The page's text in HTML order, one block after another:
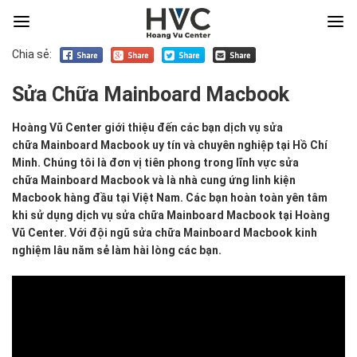
Chia sẻ:
Sửa Chữa Mainboard Macbook
Hoàng
Vũ
Center
giới
thiệu
đến
các
bạn
Hoàng Vũ Center giới thiệu đến các bạn dịch vụ sửa
chữa Mainboard Macbook uy tín và chuyên nghiệp tại Hồ Chí
Minh. Chúng tôi là đơn vị tiên phong trong lĩnh vực sửa
chữa Mainboard Macbook và là nhà cung ứng linh kiện
Macbook hàng đầu tại Việt Nam. Các bạn hoàn toàn yên tâm
khi sử dụng dịch vụ sửa chữa Mainboard Macbook tại Hoàng
Vũ Center. Với đội ngũ sửa chữa Mainboard Macbook kinh
nghiệm lâu năm sẻ làm hài lòng các bạn.